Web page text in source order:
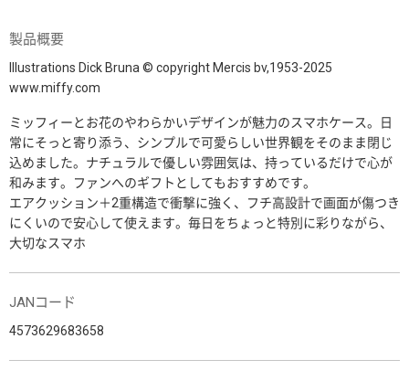
製品概要
Illustrations Dick Bruna © copyright Mercis bv,1953-2025
www.miffy.com
ミッフィーとお花のやわらかいデザインが魅力のスマホケース。日
常にそっと寄り添う、シンプルで可愛らしい世界観をそのまま閉じ
込めました。ナチュラルで優しい雰囲気は、持っているだけで心が
和みます。ファンへのギフトとしてもおすすめです。
エアクッション＋2重構造で衝撃に強く、フチ高設計で画面が傷つき
にくいので安心して使えます。毎日をちょっと特別に彩りながら、
大切なスマホ
JANコード
4573629683658